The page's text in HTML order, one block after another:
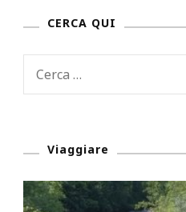
CERCA QUI
Ricerca
Viaggiare